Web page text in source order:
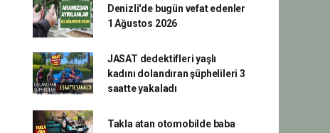
Denizli'de bugün vefat edenler
1 Ağustos 2026
JASAT dedektifleri yaşlı
kadını dolandıran şüphelileri 3
saatte yakaladı
Takla atan otomobilde baba